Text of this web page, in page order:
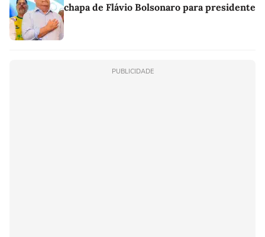
chapa de Flávio Bolsonaro para presidente
PUBLICIDADE